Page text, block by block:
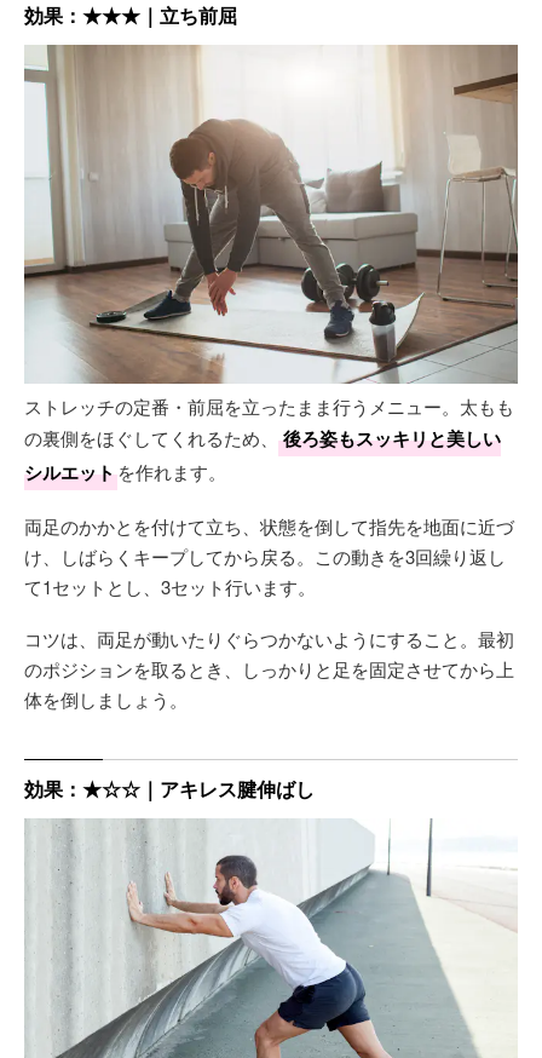
効果：★★★｜立ち前屈
ストレッチの定番・前屈を立ったまま行うメニュー。太もも
の裏側をほぐしてくれるため、
後ろ姿もスッキリと美しい
シルエットを作れます。
両足のかかとを付けて立ち、状態を倒して指先を地面に近づ
け、しばらくキープしてから戻る。この動きを3回繰り返し
て1セットとし、3セット行います。
コツは、両足が動いたりぐらつかないようにすること。最初
のポジションを取るとき、しっかりと足を固定させてから上
体を倒しましょう。
効果：★☆☆｜アキレス腱伸ばし